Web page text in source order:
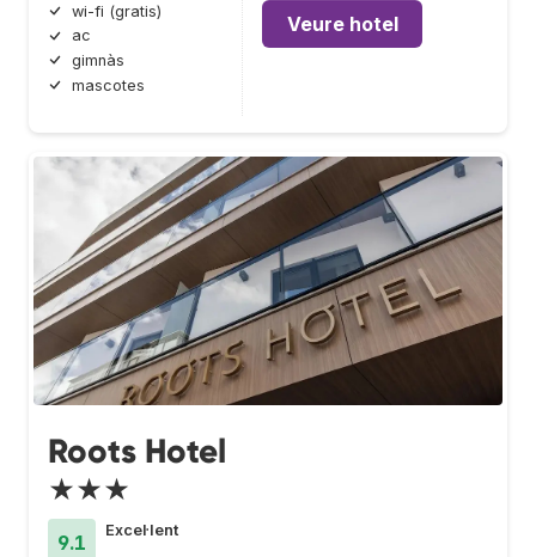
wi-fi (gratis)
ac
gimnàs
mascotes
Veure hotel
Roots Hotel
★★★
9.1
Excel·lent